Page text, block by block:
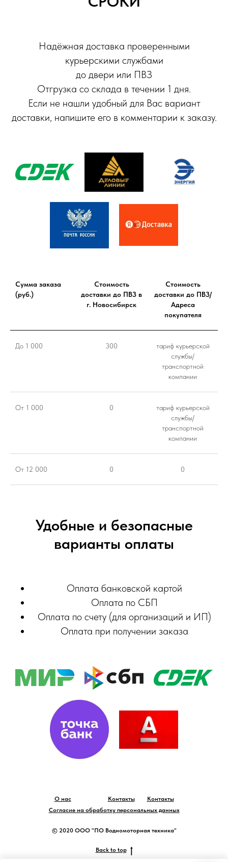
Надёжная доставка проверенными
курьерскими службами
до двери или ПВЗ
Отгрузка со склада в течении 1 дня.
Если не нашли удобный для Вас вариант
доставки, напишите его в комментарии к заказу.
Сумма заказа
(руб.)
Стоимость
доставки до ПВЗ в
г. Новосибирск
Стоимость
доставки до ПВЗ/
Адреса
покупателя
До 1 000 300
тариф курьерской
службы/
транспортной
компании
От 1 000 0
тариф курьерской
службы/
транспортной
компании
От 12 000 0 0
Удобные и безопасные
варианты оплаты
Оплата банковской картой
Оплата по СБП
Оплата по счету (для организаций и ИП)
Оплата при получении заказа
О нас Контакты
Контакты
Согласие на обработку персональных данных
© 2020 ООО "ПО Водномоторная техника"
Back to top